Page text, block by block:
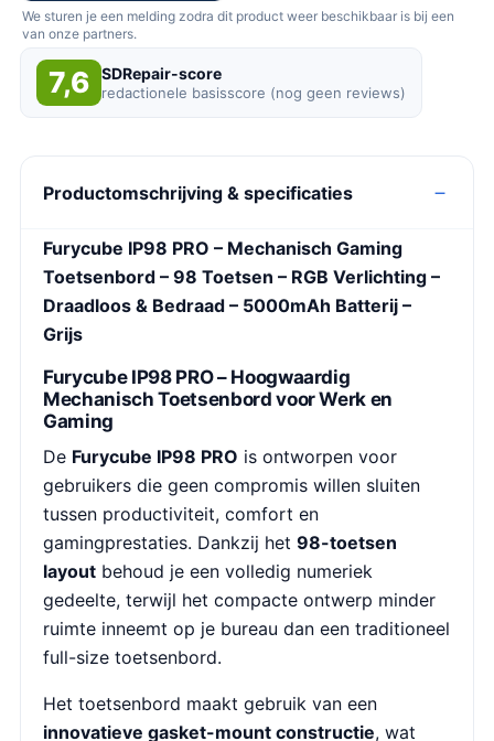
We sturen je een melding zodra dit product weer beschikbaar is bij een
van onze partners.
7,6 SDRepair-score
redactionele basisscore (nog geen reviews)
Productomschrijving & specificaties
Furycube IP98 PRO – Mechanisch Gaming
Toetsenbord – 98 Toetsen – RGB Verlichting –
Draadloos & Bedraad – 5000mAh Batterij –
Grijs
Furycube IP98 PRO – Hoogwaardig
Mechanisch Toetsenbord voor Werk en
Gaming
De Furycube IP98 PRO is ontworpen voor
gebruikers die geen compromis willen sluiten
tussen productiviteit, comfort en
gamingprestaties. Dankzij het 98-toetsen
layout behoud je een volledig numeriek
gedeelte, terwijl het compacte ontwerp minder
ruimte inneemt op je bureau dan een traditioneel
full-size toetsenbord.
Het toetsenbord maakt gebruik van een
innovatieve gasket-mount constructie, wat